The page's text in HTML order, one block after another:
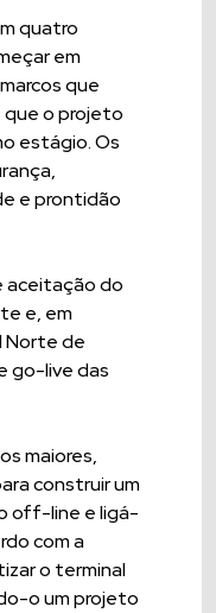
quatro
em
que
que o projeto
estágio. Os
e prontidão
aceitação do
e, em
Norte de
go-live das
maiores,
construir um
off-line e ligá-
com a
o terminal
o um projeto